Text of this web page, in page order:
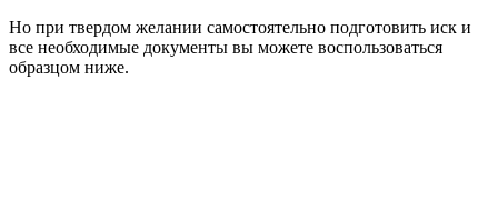
Но при твердом желании самостоятельно подготовить иск и
все необходимые документы вы можете воспользоваться
образцом ниже.